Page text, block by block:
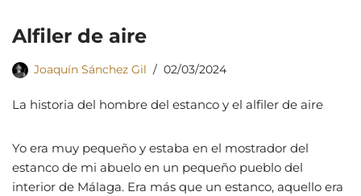
Alfiler de aire
Joaquín Sánchez Gil 02/03/2024
La historia del hombre del estanco y el alfiler de aire
Yo era muy pequeño y estaba en el mostrador del
estanco de mi abuelo en un pequeño pueblo del
interior de Málaga. Era más que un estanco, aquello era